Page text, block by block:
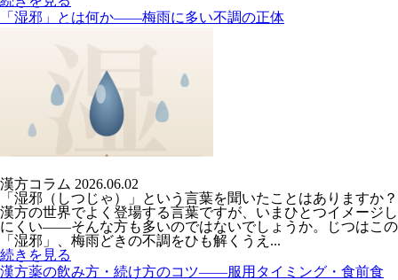
「湿邪」とは何か――梅雨に多い不調の正体
漢方コラム 2026.06.02
「湿邪（しつじゃ）」という言葉を聞いたことはありますか？
漢方の世界でよく登場する言葉ですが、いまひとつイメージし
にくい――そんな方も多いのではないでしょうか。じつはこの
「湿邪」、梅雨どきの不調をひも解くうえ...
続きを見る
漢方薬の飲み方・続け方のコツ――服用タイミング・食前食